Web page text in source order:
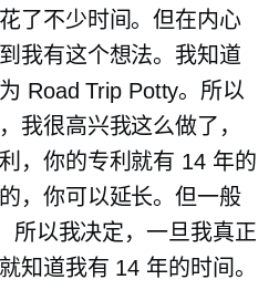
了不少时间。但在内心
我有这个想法。我知道
Road Trip Potty。所以
我很高兴我这么做了，
，你的专利就有 14 年的
，你可以延长。但一般
所以我决定，一旦我真正
知道我有 14 年的时间。